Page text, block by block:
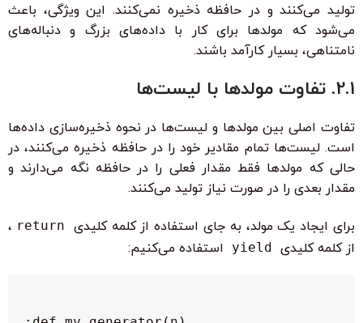
تولید می‌کنند و در حافظه ذخیره نمی‌کنند. این ویژگی، باعث
می‌شود که مولدها برای کار با داده‌های بزرگ و دنباله‌های
نامتناهی، بسیار کارآمد باشند.
2.1. تفاوت مولدها با لیست‌ها
تفاوت اصلی بین مولدها و لیست‌ها در نحوه ذخیره‌سازی داده‌ها
است. لیست‌ها تمام مقادیر خود را در حافظه ذخیره می‌کنند، در
حالی که مولدها فقط مقدار فعلی را در حافظه نگه می‌دارند و
مقدار بعدی را در صورت نیاز تولید می‌کنند.
برای ایجاد یک مولد، به جای استفاده از کلمه کلیدی return ،
از کلمه کلیدی yield استفاده می‌کنیم: